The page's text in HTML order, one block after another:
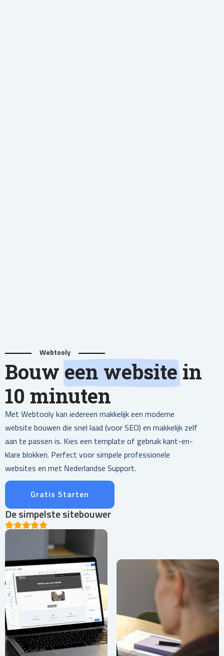
Webtooly
Bouw een website in
10 minuten
Met Webtooly kan iedereen makkelijk een moderne
website bouwen die snel laad (voor SEO) en makkelijk zelf
aan te passen is. Kies een template of gebruik kant-en-
klare blokken. Perfect voor simpele professionele
websites en met Nederlandse Support.
Gratis Starten
De simpelste sitebouwer